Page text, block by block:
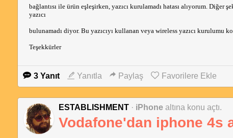
bağlantısı ile ürün eşleşirken, yazıcı kurulamadı hatası alıyorum. Diğer
yazıcı
bulunamadı diyor. Bu yazıcıyı kullanan veya wireless yazıcı kurulumu
Teşekkürler
3 Yanıt Yanıtla Paylaş Favorilere Ekle
ESTABLISHMENT · iPhone altına konu açtı.
Vodafone'dan iphone 4s